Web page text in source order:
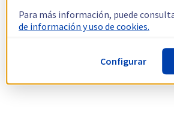
Para más información, puede
de información y uso de cookies.
Configurar